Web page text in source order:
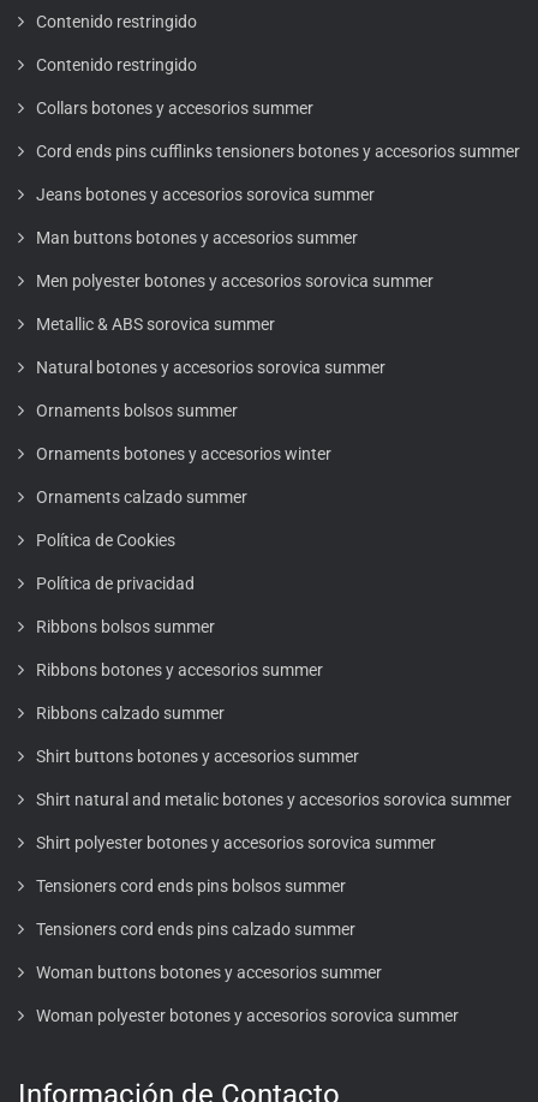
Contenido restringido
Contenido restringido
Collars botones y accesorios summer
Cord ends pins cufflinks tensioners botones y accesorios summer
Jeans botones y accesorios sorovica summer
Man buttons botones y accesorios summer
Men polyester botones y accesorios sorovica summer
Metallic & ABS sorovica summer
Natural botones y accesorios sorovica summer
Ornaments bolsos summer
Ornaments botones y accesorios winter
Ornaments calzado summer
Política de Cookies
Política de privacidad
Ribbons bolsos summer
Ribbons botones y accesorios summer
Ribbons calzado summer
Shirt buttons botones y accesorios summer
Shirt natural and metalic botones y accesorios sorovica summer
Shirt polyester botones y accesorios sorovica summer
Tensioners cord ends pins bolsos summer
Tensioners cord ends pins calzado summer
Woman buttons botones y accesorios summer
Woman polyester botones y accesorios sorovica summer
Información de Contacto